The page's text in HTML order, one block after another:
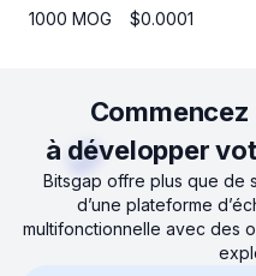
1000 MOG $0.0001
Commencez
à développer
Bitsgap offre plus que de
d’une plateforme
multifonctionnelle avec des